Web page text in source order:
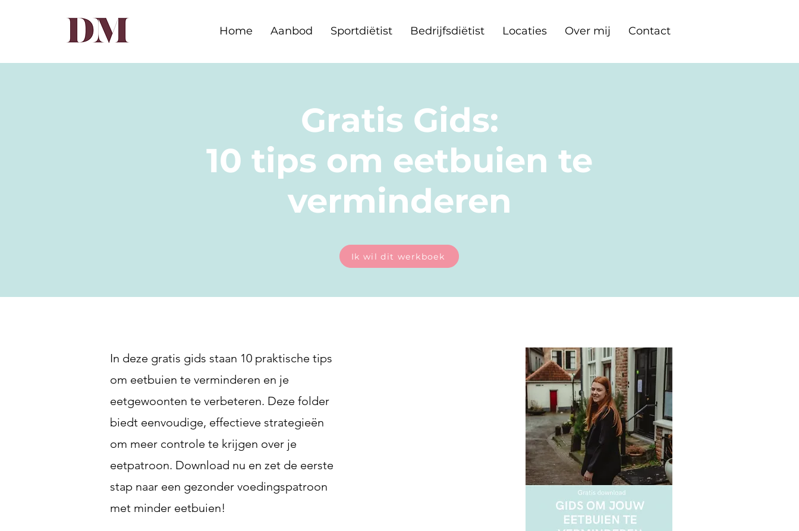
Home Aanbod Sportdiëtist Bedrijfsdiëtist Locaties Over mij Contact
Gratis Gids:
10 tips om eetbuien te
verminderen
Ik wil dit werkboek
In deze gratis gids staan 10 praktische tips
om eetbuien te verminderen en je
eetgewoonten te verbeteren. Deze folder
biedt eenvoudige, effectieve strategieën
om meer controle te krijgen over je
eetpatroon. Download nu en zet de eerste
stap naar een gezonder voedingspatroon
met minder eetbuien!